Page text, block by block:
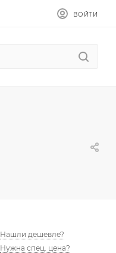
ВОЙТИ
Нашли дешевле?
Нужна спец. цена?